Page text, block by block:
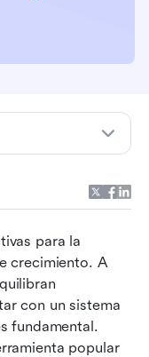
para la
crecimiento. A
con un sistema
popular